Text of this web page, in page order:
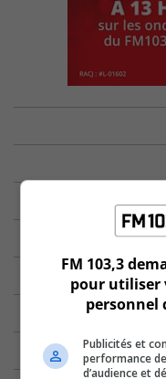
FM 103,3
pour utiliser
personnel
Publicités et
performance
d’audience et